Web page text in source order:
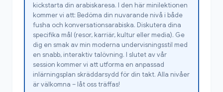
kickstarta din arabiskaresa. I den här minilektionen
kommer vi att: Bedöma din nuvarande nivå i både
fusha och konversationsarabiska. Diskutera dina
specifika mål (resor, karriär, kultur eller media). Ge
dig en smak av min moderna undervisningsstil med
en snabb, interaktiv talövning. I slutet av vår
session kommer vi att utforma en anpassad
inlärningsplan skräddarsydd för din takt. Alla nivåer
är välkomna – låt oss träffas!